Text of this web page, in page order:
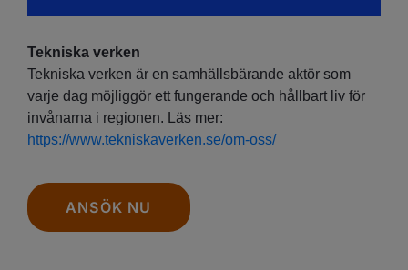
Tekniska verken
Tekniska verken är en samhällsbärande aktör som
varje dag möjliggör ett fungerande och hållbart liv för
invånarna i regionen. Läs mer:
https://www.tekniskaverken.se/om-oss/
ANSÖK NU